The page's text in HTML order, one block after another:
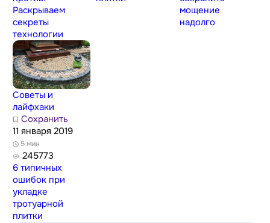
Раскрываем
секреты
технологии
мощение
надолго
Советы и
лайфхаки
Сохранить
11 января 2019
5 мин
245773
6 типичных
ошибок при
укладке
тротуарной
плитки